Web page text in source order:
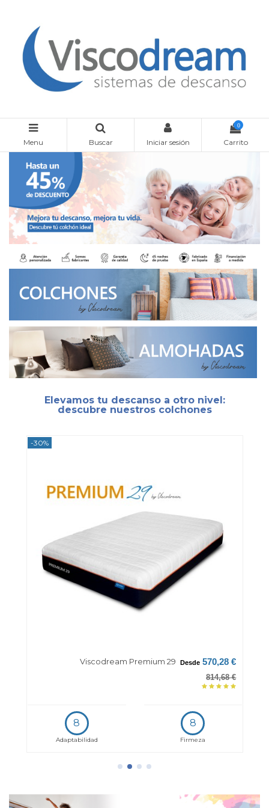
Menu Buscar Iniciar sesión
0
Carrito
Elevamos tu descanso a otro nivel:
descubre nuestros colchones
-30%
Viscodream Premium 29 Desde 570,28 €
814,68 €
8
Adaptabilidad
8
Firmeza